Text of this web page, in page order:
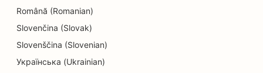
Română (Romanian)
Slovenčina (Slovak)
Slovenščina (Slovenian)
Українська (Ukrainian)